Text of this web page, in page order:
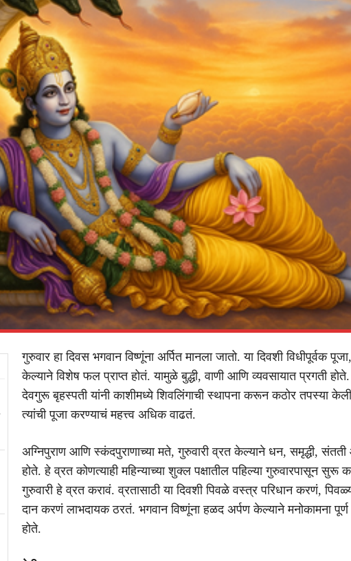
गुरुवार हा दिवस भगवान विष्णूंना अर्पित मानला जातो. या दिवशी विधीपूर्वक
केल्याने विशेष फल प्राप्त होतं. यामुळे बुद्धी, वाणी आणि व्यवसायात प्रगती होते.
देवगुरू बृहस्पती यांनी काशीमध्ये शिवलिंगाची स्थापना करून कठोर तपस्या केली
त्यांची पूजा करण्याचं महत्त्व अधिक वाढतं.
अग्निपुराण आणि स्कंदपुराणाच्या मते, गुरुवारी व्रत केल्याने धन, समृद्धी,
होते. हे व्रत कोणत्याही महिन्याच्या शुक्ल पक्षातील पहिल्या गुरुवारपासून
गुरुवारी हे व्रत करावं. व्रतासाठी या दिवशी पिवळे वस्त्र परिधान करणं,
दान करणं लाभदायक ठरतं. भगवान विष्णूंना हळद अर्पण केल्याने मनोकामना पूर्ण
होते.